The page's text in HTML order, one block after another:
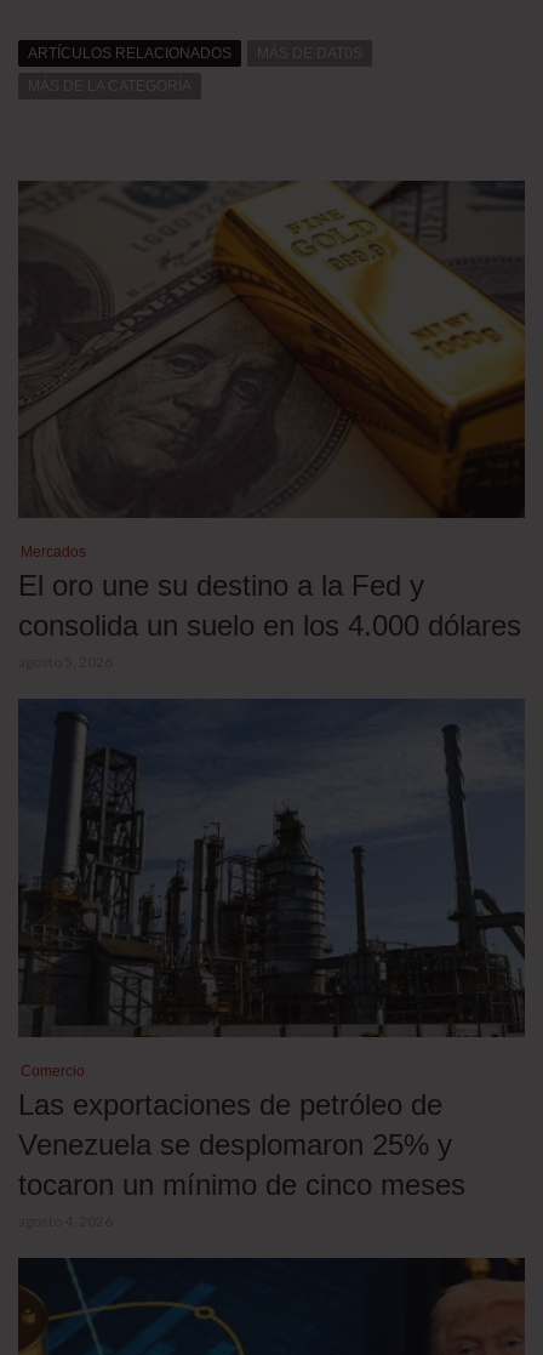
ARTÍCULOS RELACIONADOS
Mercados
El oro une su destino a la Fed y
consolida un suelo en los 4.000 dólares
Comercio
Las exportaciones de petróleo de
Venezuela se desplomaron 25% y
tocaron un mínimo de cinco meses